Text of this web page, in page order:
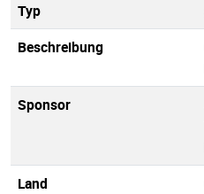
Typ
Beschreibung
Sponsor
Land